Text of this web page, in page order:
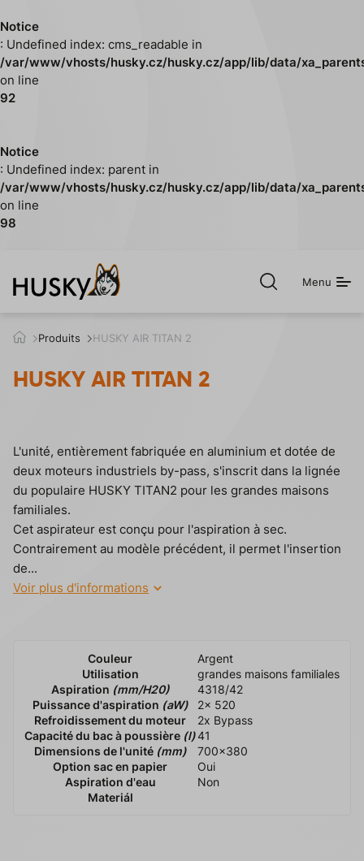
Notice
: Undefined index: cms_readable in
/var/www/vhosts/husky.cz/husky.cz/app/lib/data/
on line
92
Notice
: Undefined index: parent in
/var/www/vhosts/husky.cz/husky.cz/app/lib/data/
on line
98
Ouvrir
Menu
h
s
k
z
Produits HUSKY AIR TITAN 2
HUSKY AIR TITAN 2
L'unité, entièrement fabriquée en aluminium et dotée de
deux moteurs industriels by-pass, s'inscrit dans la lignée
du populaire HUSKY TITAN2 pour les grandes maisons
familiales.
Cet aspirateur est conçu pour l'aspiration à sec.
Contrairement au modèle précédent, il permet l'insertion
de...
Voir plus d'informations
Couleur
Argent
Utilisation
grandes maisons familiales
Aspiration (mm/H20)
4318/42
Puissance d'aspiration (aW)
2x 520
Refroidissement du moteur
2x Bypass
Capacité du bac à poussière (l)41
Dimensions de l'unité (mm)
700x380
Option sac en papier
Oui
Aspiration d'eau
Non
Materiál